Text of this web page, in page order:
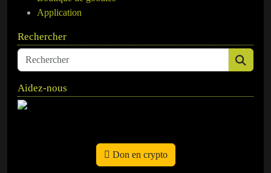
Application
Rechercher
Aidez-nous
Don en crypto